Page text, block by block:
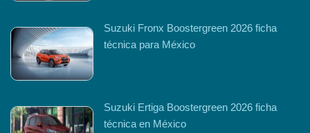
Suzuki Fronx Boostergreen 2026 ficha
técnica para México
Suzuki Ertiga Boostergreen 2026 ficha
técnica en México